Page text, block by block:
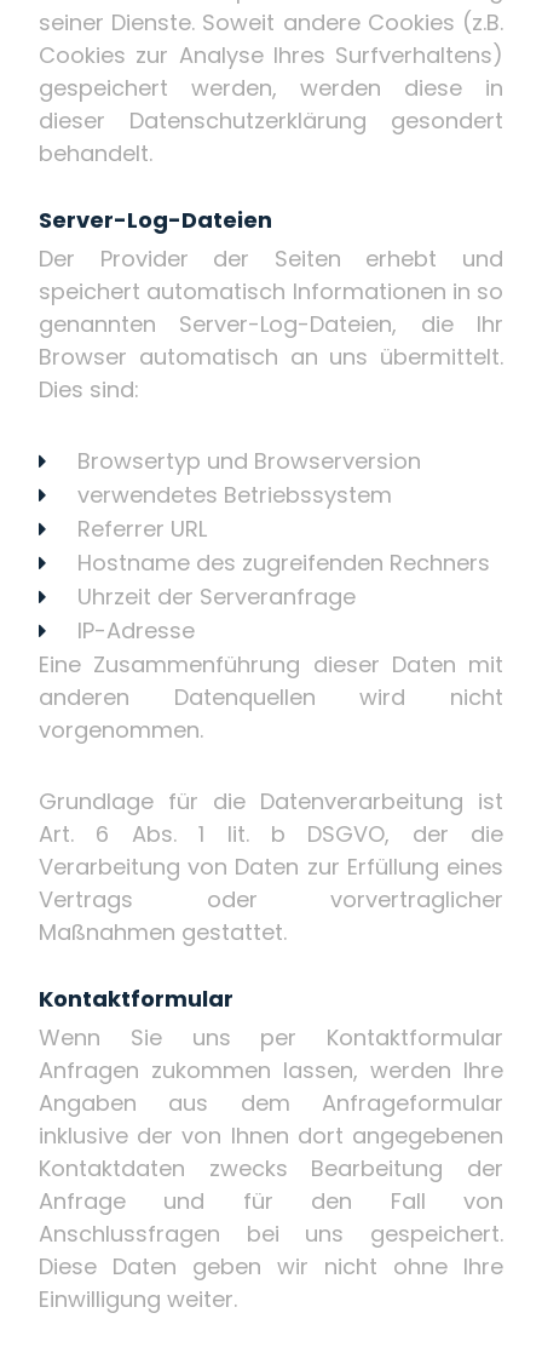
seiner Dienste. Soweit andere Cookies (z.B.
Cookies zur Analyse Ihres Surfverhaltens)
gespeichert werden, werden diese in
dieser Datenschutzerklärung gesondert
behandelt.
Server-Log-Dateien
Der Provider der Seiten erhebt und
speichert automatisch Informationen in so
genannten Server-Log-Dateien, die Ihr
Browser automatisch an uns übermittelt.
Dies sind:
Browsertyp und Browserversion
verwendetes Betriebssystem
Referrer URL
Hostname des zugreifenden Rechners
Uhrzeit der Serveranfrage
IP-Adresse
Eine Zusammenführung dieser Daten mit
anderen Datenquellen wird nicht
vorgenommen.
Grundlage für die Datenverarbeitung ist
Art. 6 Abs. 1 lit. b DSGVO, der die
Verarbeitung von Daten zur Erfüllung eines
Vertrags oder vorvertraglicher
Maßnahmen gestattet.
Kontaktformular
Wenn Sie uns per Kontaktformular
Anfragen zukommen lassen, werden Ihre
Angaben aus dem Anfrageformular
inklusive der von Ihnen dort angegebenen
Kontaktdaten zwecks Bearbeitung der
Anfrage und für den Fall von
Anschlussfragen bei uns gespeichert.
Diese Daten geben wir nicht ohne Ihre
Einwilligung weiter.